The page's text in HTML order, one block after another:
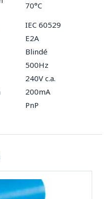
70°C
IEC 60529
E2A
Blindé
500Hz
240V c.a.
200mA
PnP